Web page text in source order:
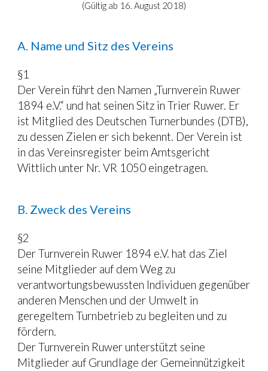
(Gültig ab 16. August 2018)
A. Name und Sitz des Vereins
§1
Der Verein führt den Namen „Turnverein Ruwer
1894 e.V.“ und hat seinen Sitz in Trier Ruwer. Er
ist Mitglied des Deutschen Turnerbundes (DTB),
zu dessen Zielen er sich bekennt. Der Verein ist
in das Vereinsregister beim Amtsgericht
Wittlich unter Nr. VR 1050 eingetragen.
B. Zweck des Vereins
§2
Der Turnverein Ruwer 1894 e.V. hat das Ziel
seine Mitglieder auf dem Weg zu
verantwortungsbewussten Individuen gegenüber
anderen Menschen und der Umwelt in
geregeltem Turnbetrieb zu begleiten und zu
fördern.
Der Turnverein Ruwer unterstützt seine
Mitglieder auf Grundlage der Gemeinnützigkeit